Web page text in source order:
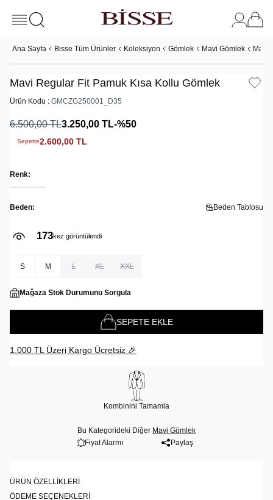
Ana Sayfa Bisse Tüm Ürünler Koleksiyon Gömlek Mavi Gömlek Mavi
Mavi Regular Fit Pamuk Kısa Kollu Gömlek
Ürün Kodu : GMCZG250001_D35
6.500,00TL3.250,00 TL-%50
Sepette2.600,00 TL
Renk:
Beden: Beden Tablosu
173kez görüntülendi
S M L XL XXL
Mağaza Stok Durumunu Sorgula
SEPETE EKLE
1.000 TL Üzeri Kargo Ücretsiz 🎉
Kombinini Tamamla
Bu Kategorideki Diğer Mavi Gömlek
Fiyat Alarmı
Paylaş
ÜRÜN ÖZELLIKLERI
ÖDEME SEÇENEKLERI